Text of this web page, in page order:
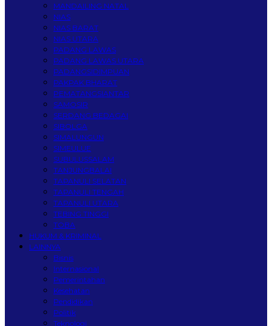
MANDAILING NATAL
NIAS
NIAS BARAT
NIAS UTARA
PADANG LAWAS
PADANG LAWAS UTARA
PADANGSIDIMPUAN
PAKPAK BHARAT
PEMATANGSIANTAR
SAMOSIR
SERDANG BEDAGAI
SIBOLGA
SIMALUNGUN
SIMEULUE
SUBULUSSALAM
TANJUNGBALAI
TAPANULI SELATAN
TAPANULI TENGAH
TAPANULI UTARA
TEBING TINGGI
TOBA
HUKUM & KRIMINAL
LAINNYA
Bisnis
Internasional
Pemerintahan
Kesehatan
Pendidikan
Politik
Teknologi